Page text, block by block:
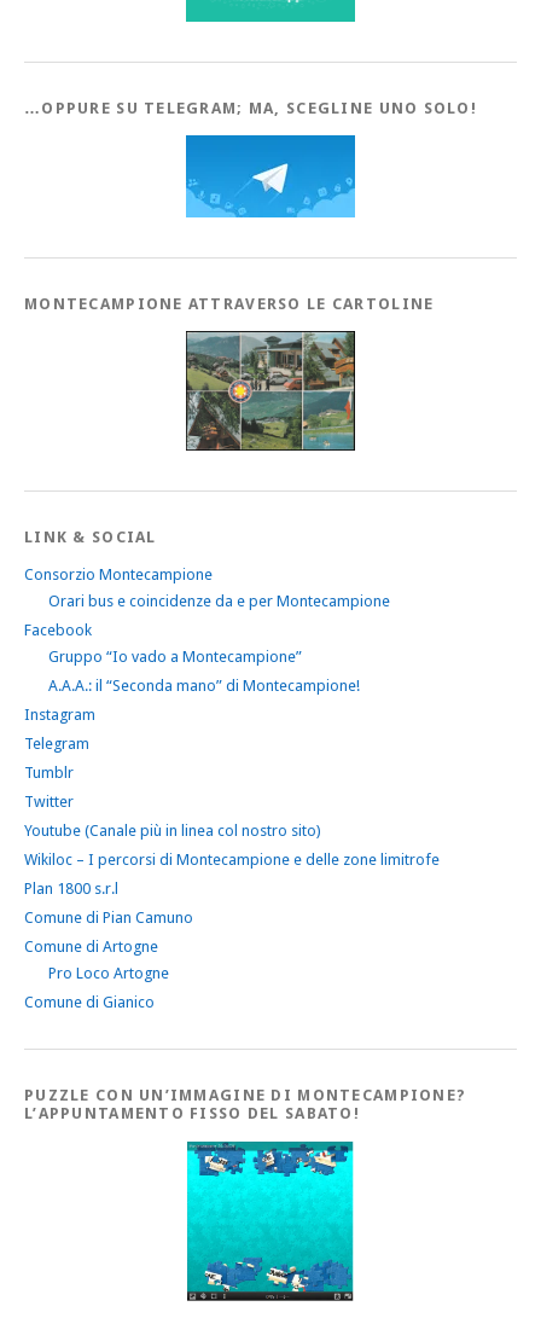
…OPPURE SU TELEGRAM; MA, SCEGLINE UNO SOLO!
MONTECAMPIONE ATTRAVERSO LE CARTOLINE
LINK & SOCIAL
Consorzio Montecampione
Orari bus e coincidenze da e per Montecampione
Facebook
Gruppo “Io vado a Montecampione”
A.A.A.: il “Seconda mano” di Montecampione!
Instagram
Telegram
Tumblr
Twitter
Youtube (Canale più in linea col nostro sito)
Wikiloc – I percorsi di Montecampione e delle zone limitrofe
Plan 1800 s.r.l
Comune di Pian Camuno
Comune di Artogne
Pro Loco Artogne
Comune di Gianico
PUZZLE CON UN’IMMAGINE DI MONTECAMPIONE?
L’APPUNTAMENTO FISSO DEL SABATO!